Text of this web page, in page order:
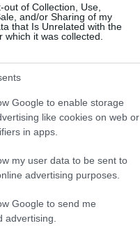
out of Collection, Use,
and/or Sharing of my
that Is Unrelated with the
which it was collected.
Google to enable storage
like cookies on web or
in apps.
my user data to be sent to
advertising purposes.
Google to send me
advertising.
“The
σε
ΦΗΜ